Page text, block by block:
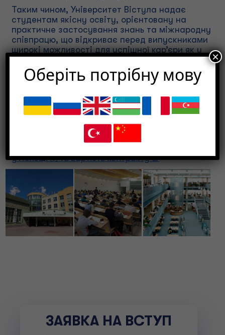
Таким чином, Університет Вістула надає
студентам якісну освіту, орієнтовану на
практичне застосування знань та міжнародну
співпрацю, що відкриває перед випускниками
широкі можливості для успішної кар’єри як у
Польщі, так і за її межами.
СКІЛЬКИ КОШТУЄ
НАВЧАННЯ?
у Польщі 💰 та вартість контракту 📑
ЗАЯВКА НА ВСТУП
Оберіть потрібну мову
×